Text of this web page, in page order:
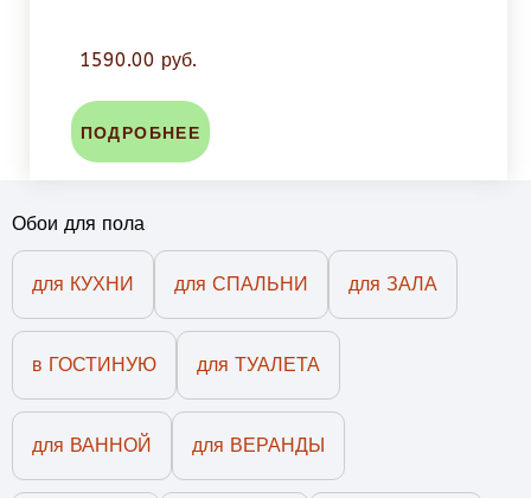
1590.00 руб.
ПОДРОБНЕЕ
Обои для пола
для КУХНИ для СПАЛЬНИ для ЗАЛА
в ГОСТИНУЮ для ТУАЛЕТА
для ВАННОЙ для ВЕРАНДЫ